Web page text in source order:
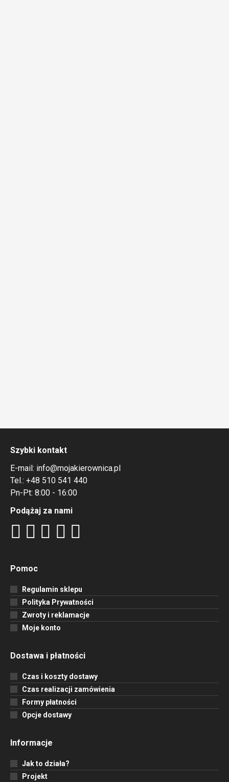
Szybki kontakt
E-mail: info@mojakierownica.pl
Tel.: +48 510 541 440
Pn-Pt: 8:00 - 16:00
Podążaj za nami
Pomoc
Regulamin sklepu
Polityka Prywatności
Zwroty i reklamacje
Moje konto
Dostawa i płatności
Czas i koszty dostawy
Czas realizacji zamówienia
Formy płatności
Opcje dostawy
Informacje
Jak to działa?
Projekt